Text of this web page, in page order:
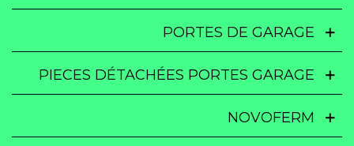
PORTES DE GARAGE
PIECES DÉTACHÉES PORTES GARAGE
NOVOFERM